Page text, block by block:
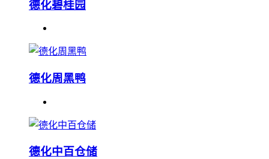
德化碧桂园
德化周黑鸭
德化中百仓储